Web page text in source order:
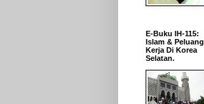
E-Buku IH-115:
Islam & Peluang
Kerja Di Korea
Selatan.